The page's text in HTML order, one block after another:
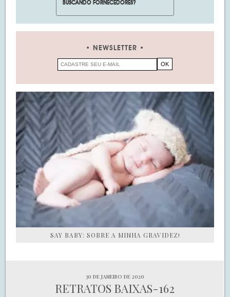
NEWSLETTER
SAY BABY: SOBRE A MINHA GRAVIDEZ!
30 de janeiro de 2020
RETRATOS BAIXAS-162